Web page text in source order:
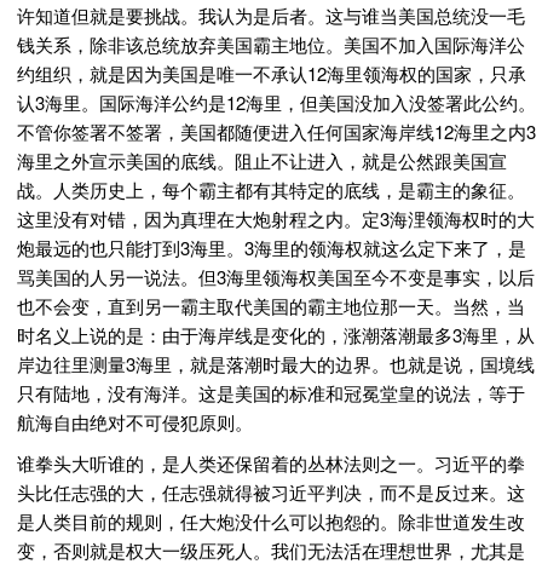
许知道但就是要挑战。我认为是后者。这与谁当美国总统没一毛
钱关系，除非该总统放弃美国霸主地位。美国不加入国际海洋公
约组织，就是因为美国是唯一不承认12海里领海权的国家，只承
认3海里。国际海洋公约是12海里，但美国没加入没签署此公约。
不管你签署不签署，美国都随便进入任何国家海岸线12海里之内3
海里之外宣示美国的底线。阻止不让进入，就是公然跟美国宣
战。人类历史上，每个霸主都有其特定的底线，是霸主的象征。
这里没有对错，因为真理在大炮射程之内。定3海浬领海权时的大
炮最远的也只能打到3海里。3海里的领海权就这么定下来了，是
骂美国的人另一说法。但3海里领海权美国至今不变是事实，以后
也不会变，直到另一霸主取代美国的霸主地位那一天。当然，当
时名义上说的是：由于海岸线是变化的，涨潮落潮最多3海里，从
岸边往里测量3海里，就是落潮时最大的边界。也就是说，国境线
只有陆地，没有海洋。这是美国的标准和冠冕堂皇的说法，等于
航海自由绝对不可侵犯原则。
谁拳头大听谁的，是人类还保留着的丛林法则之一。习近平的拳
头比任志强的大，任志强就得被习近平判决，而不是反过来。这
是人类目前的规则，任大炮没什么可以抱怨的。除非世道发生改
变，否则就是权大一级压死人。我们无法活在理想世界，尤其是